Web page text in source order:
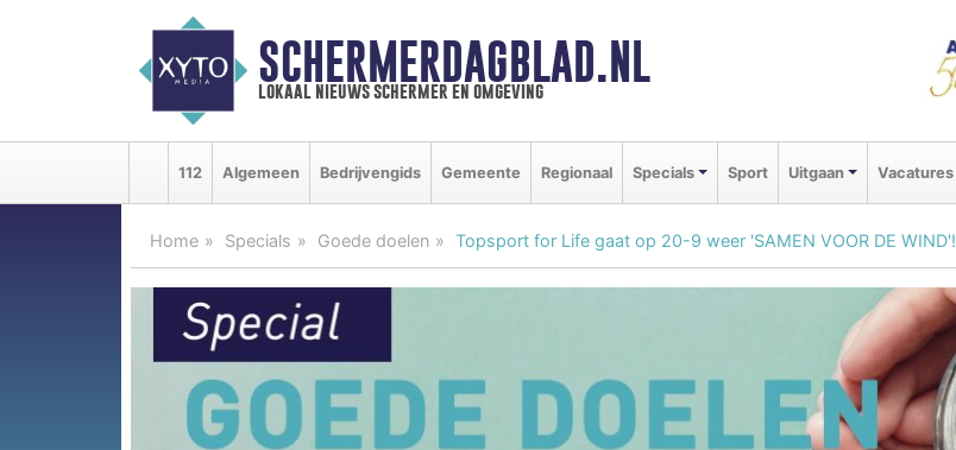
SCHERMERDAGBLAD.NL
lokaal nieuws schermer en omgeving
112 Algemeen Bedrijvengids Gemeente Regionaal Specials Sport Uitgaan Vacatures
Home Specials Goede doelen Topsport for Life gaat op 20-9 weer 'SAMEN VOOR DE WIND'!